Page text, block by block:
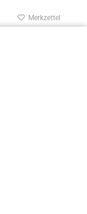
Merkzettel